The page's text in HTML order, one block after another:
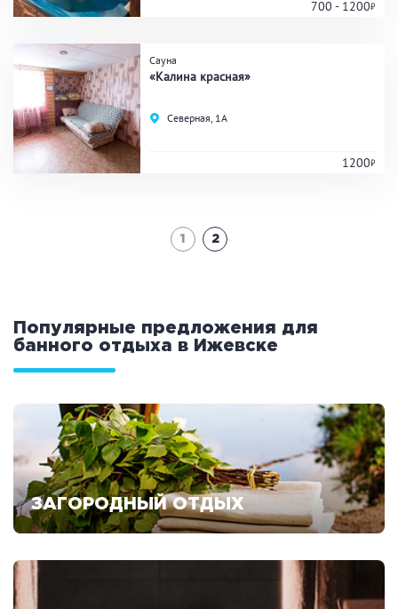
Общие
Круглосуточно
Банный комплекс
Бильярд
Кальян
Настольные игры
Кухня
Мангал/ барбекю
Со своей едой
Ресторан/ бар
700 - 1200
Сауна
«Калина красная»
Северная, 1А
1200
1 2
Популярные предложения для
банного отдыха в Ижевске
ЗАГОРОДНЫЙ ОТДЫХ
Смотреть предложения